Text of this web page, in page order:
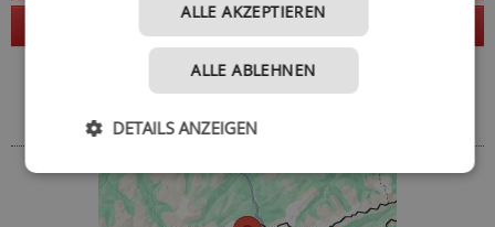
Anruf
Adresse
So finden Sie uns
ALLE AKZEPTIEREN
ALLE ABLEHNEN
DETAILS ANZEIGEN